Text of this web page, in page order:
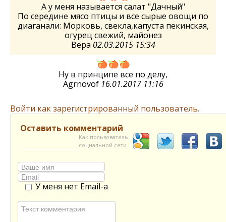
А у меня называется салат "Дачный"
По середине мясо птицы и все сырые овощи по
диаганали: Морковь, свекла,капуста пекинская,
огурец свежий, майонез
Вера 02.03.2015 15:34
Ну в принципе все по делу,
Agrnovof 16.01.2017 11:16
Войти как зарегистрированный пользователь.
Оставить комментарий
Как пользователь
социальной сети
У меня нет Email-а